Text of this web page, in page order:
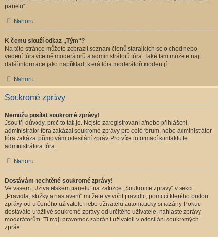
panelu“.
Nahoru
K čemu slouží odkaz „Tým“?
Na této stránce můžete zobrazit seznam členů starajících se o chod nebo
vedení fóra včetně moderátorů a administrátorů fóra. Také tam můžete najít
další informace jako například, která fóra moderátoři moderují.
Nahoru
Soukromé zprávy
Nemůžu posílat soukromé zprávy!
Jsou tři důvody, proč to tak je. Nejste zaregistrovaní a/nebo přihlášení,
administrátor fóra zakázal soukromé zprávy pro celé fórum, nebo administrátor
fóra zakázal přímo vám odesílání zpráv. Pro více informací kontaktujte
administrátora fóra.
Nahoru
Dostávám nechtěné soukromé zprávy!
Ve vašem „Uživatelském panelu“ na záložce „Soukromé zprávy“ v sekci
„Pravidla, složky a nastavení“ můžete vytvořit pravidlo, pomocí kterého budou
zprávy od určeného uživatele nebo uživatelů automaticky smazány. Pokud
dostáváte urážlivé soukromé zprávy od určitého uživatele, nahlaste zprávy
moderátorům. Ti mají pravomoc zabránit uživateli v odesílání soukromých
zpráv.